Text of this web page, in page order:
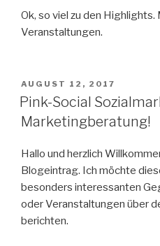
Ok, so viel zu den Highlights.
Veranstaltungen.
VERÖFFENTLICHT
AM
AUGUST 12, 2017
Pink-Social
Marketingberatung!
Hallo und herzlich
Blogeintrag. Ich möchte
besonders interessanten
oder Veranstaltungen über
berichten.